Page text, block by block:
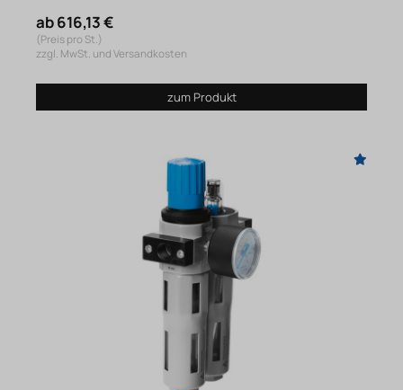
ab 616,13 €
(Preis pro St.)
zzgl. MwSt. und Versandkosten
zum Produkt